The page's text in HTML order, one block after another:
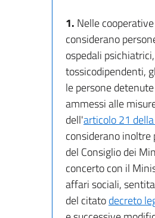
1. Nelle
considerano
ospedali
tossicodipendenti,
le persone
ammessi alle
dell'articolo 21
considerano
del Consiglio dei
concerto con il
affari sociali,
del citatodecreto